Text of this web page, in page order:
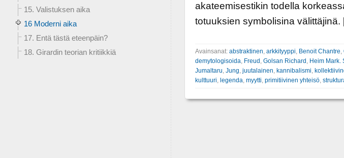
akateemisestikin todella
totuuksien symbolisina
Avainsanat: abstraktinen arkkityyppi Benoit Chantre
demytologisoida Freud Golsan Richard Heim Mark.
Jumaltaru Jung juutalainen kannibalismi
kulttuuri legenda myytti primitiivinen yhteisö,
15. Valistuksen aika
16 Moderni aika
17. Entä tästä eteenpäin?
18. Girardin teorian kritiikkiä